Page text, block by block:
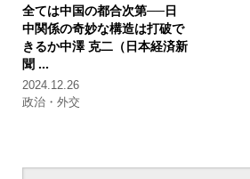
全ては中国の都合次第──日
中関係の奇妙な構造は打破で
きるか中澤 克二（日本経済新
聞 ...
2024.12.26
政治・外交